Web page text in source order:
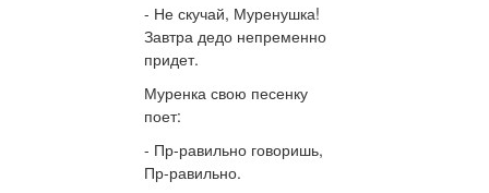
- Не скучай, Муренушка!
Завтра дедо непременно
придет.
Муренка свою песенку
поет:
- Пр-равильно говоришь,
Пр-равильно.